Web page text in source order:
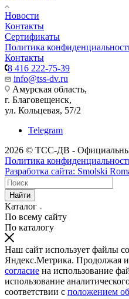
Новости
Контакты
Сертификаты
Политика
Контакты
8 416 222-75-39
info@tss-dv.ru
Амурская область,
г. Благовещенск,
ул. Кольцевая, 57/2
Telegram
2026 © ТСС-ДВ -
Политика
Разработка сайта: Smolski
Найти
Каталог
По всему сайту
По каталогу
Наш сайт использует файлы
Яндекс.Метрика. Продолжая
согласие на использование
использование
соответствии с положением